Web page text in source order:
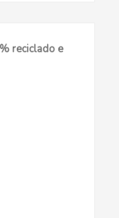
reciclado e